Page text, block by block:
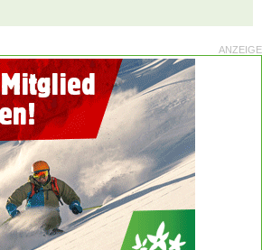
ANZEIGE